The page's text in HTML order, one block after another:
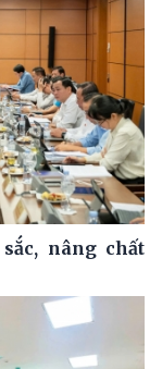
nâng chất